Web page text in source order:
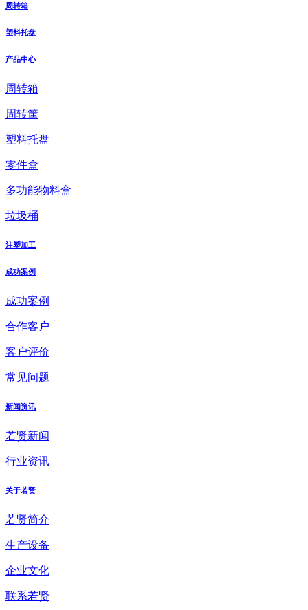
周转箱
塑料托盘
产品中心
周转箱
周转筐
塑料托盘
零件盒
多功能物料盒
垃圾桶
注塑加工
成功案例
成功案例
合作客户
客户评价
常见问题
新闻资讯
若贤新闻
行业资讯
关于若贤
若贤简介
生产设备
企业文化
联系若贤